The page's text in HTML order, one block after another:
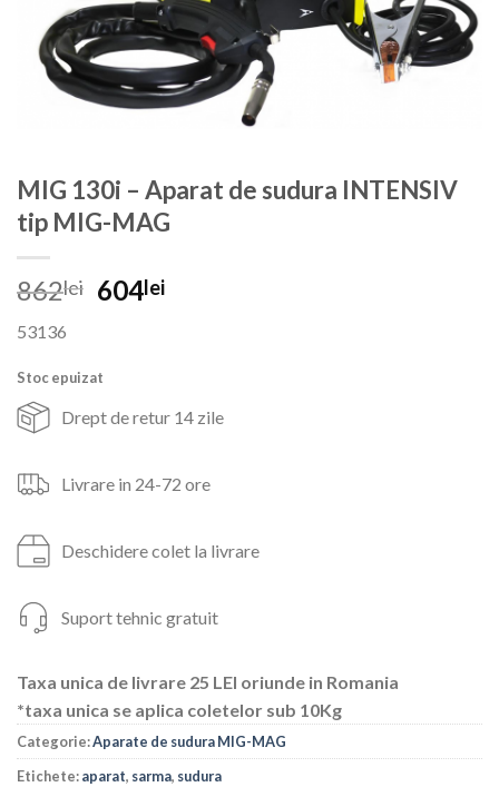
MIG 130i – Aparat de sudura INTENSIV
tip MIG-MAG
862lei Prețul
fost:
604leiPrețul
53136
Stoc epuizat
Drept de retur 14 zile
Livrare in 24-72 ore
Deschidere colet la livrare
Suport tehnic gratuit
Taxa unica de livrare 25 LEI oriunde in Romania
*taxa unica se aplica coletelor sub 10Kg
Categorie:Aparate de sudura MIG-MAG
Etichete:aparat, sarma, sudura